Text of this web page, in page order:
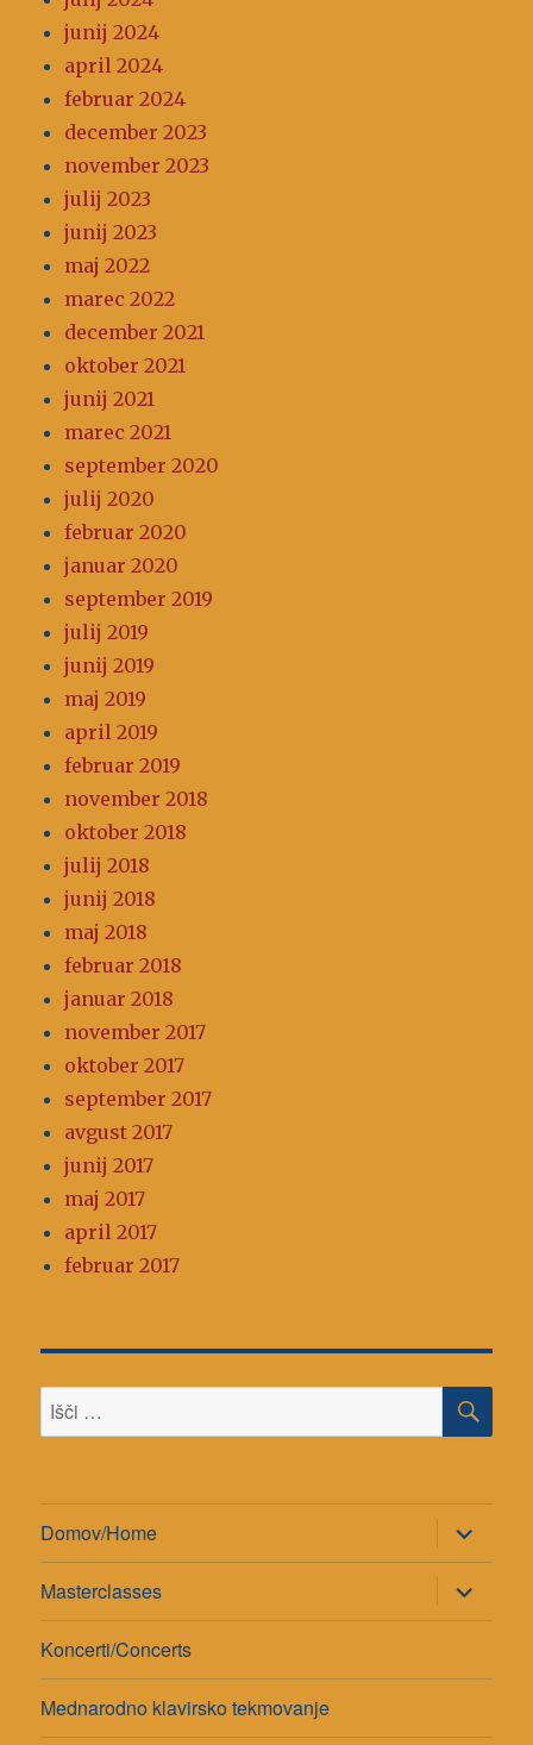
junij 2024
april 2024
februar 2024
december 2023
november 2023
julij 2023
junij 2023
maj 2022
marec 2022
december 2021
oktober 2021
junij 2021
marec 2021
september 2020
julij 2020
februar 2020
januar 2020
september 2019
julij 2019
junij 2019
maj 2019
april 2019
februar 2019
november 2018
oktober 2018
julij 2018
junij 2018
maj 2018
februar 2018
januar 2018
november 2017
oktober 2017
september 2017
avgust 2017
junij 2017
maj 2017
april 2017
februar 2017
Išči:
Domov/Home razširi
pod-
meni
Masterclasses
razširi
pod-
meni
Koncerti/Concerts
Mednarodno klavirsko tekmovanje